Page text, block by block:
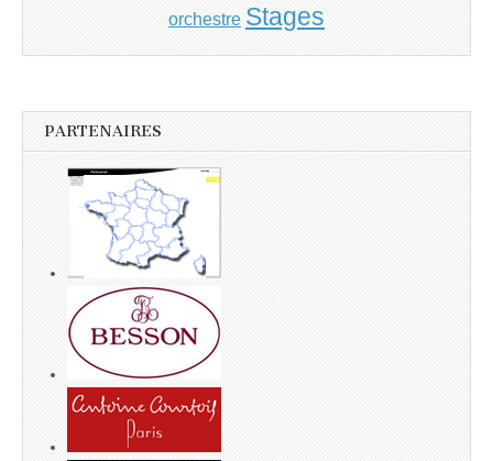
orchestre Stages
PARTENAIRES